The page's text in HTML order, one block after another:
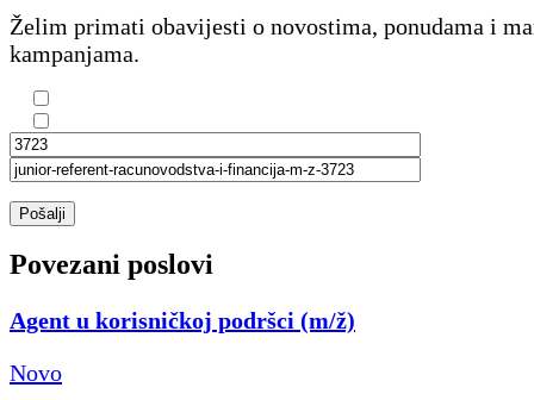
Želim primati obavijesti o novostima, ponudama i
kampanjama.
Pošalji
Povezani poslovi
Agent u korisničkoj podršci (m/ž)
Novo